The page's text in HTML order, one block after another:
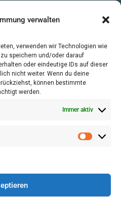
verwalten
verwenden wir Technologien wie
speichern und/oder darauf
oder eindeutige IDs auf dieser
nicht weiter. Wenn du deine
können bestimmte
werden.
Immer aktiv